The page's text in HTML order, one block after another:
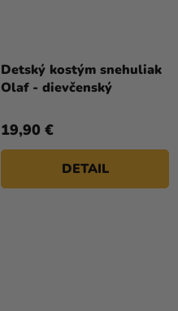
Detský kostým snehuliak
Olaf - dievčenský
hodnotenie
produktu
5
hviezdičiek.
19,90 €
DETAIL